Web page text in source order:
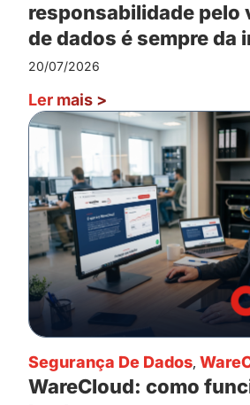
responsabilidade pelo
de dados é sempre da
20/07/2026
Ler mais >
Segurança De Dados,
WareCloud: como